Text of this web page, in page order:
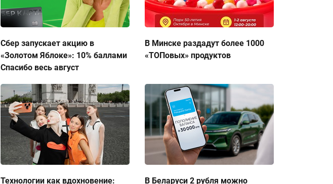
Сбер запускает акцию в
«Золотом Яблоке»: 10% баллами
Спасибо весь август
В Минске раздадут более 1000
«ТОПовых» продуктов
Технологии как вдохновение: В Беларуси 2 рубля можно